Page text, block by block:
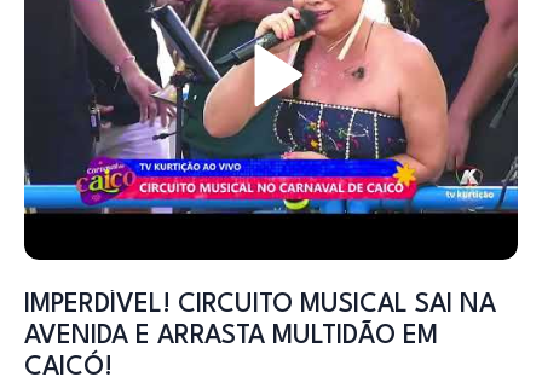
IMPERDÍVEL! CIRCUITO MUSICAL SAI NA
AVENIDA E ARRASTA MULTIDÃO EM
CAICÓ!